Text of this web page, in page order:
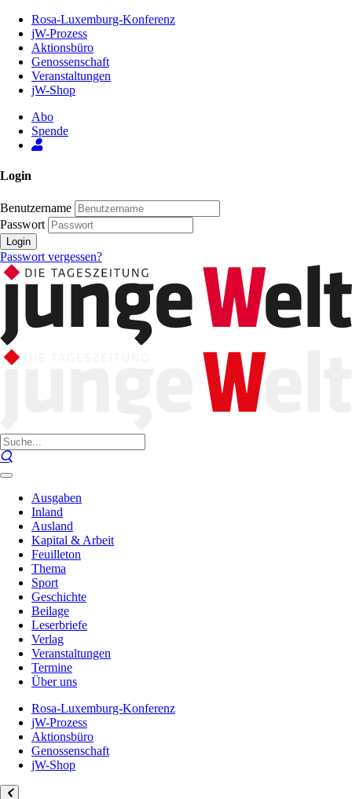
Inhalt
Seite
Rosa-Luxemburg-Konferenz
jW-Prozess
Aktionsbüro
Genossenschaft
Veranstaltungen
jW-Shop
Abo
Spende
Login
Benutzername
Passwort
Login
Passwort vergessen?
Ausgaben
Inland
Ausland
Kapital & Arbeit
Feuilleton
Thema
Sport
Geschichte
Beilage
Leserbriefe
Verlag
Veranstaltungen
Termine
Über uns
Rosa-Luxemburg-Konferenz
jW-Prozess
Aktionsbüro
Genossenschaft
jW-Shop